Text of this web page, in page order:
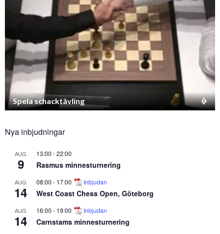
Spela schacktävling
Nya inbjudningar
AUG
9
13:00 -22:00
Rasmus minnesturnering
AUG
14
08:00 - 17:00 Inbjudan
West Coast Chess Open, Göteborg
AUG
14
16:00 - 19:00 Inbjudan
Carnstams minnesturnering